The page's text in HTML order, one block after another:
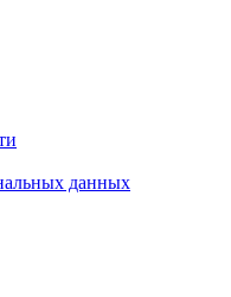
данных